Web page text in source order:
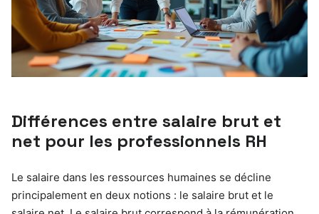
Différences entre salaire brut et
net pour les professionnels RH
Le salaire dans les ressources humaines se décline
principalement en deux notions : le salaire brut et le